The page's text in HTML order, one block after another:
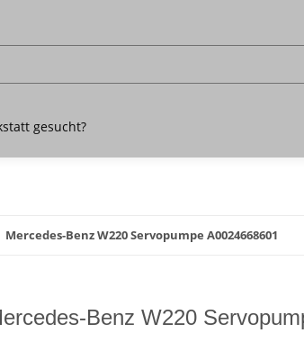
gesucht?
Mercedes-Benz W220 Servopumpe A0024668601
Benz W220